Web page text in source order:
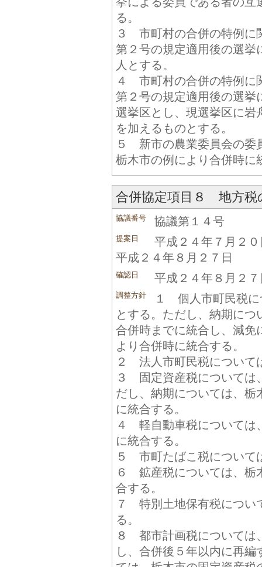
る。
３ 市町村の合併の特例に
第２号の規定適用後の選挙
人とする。
４ 市町村の合併の特例に
第２号の規定適用後の選挙
選挙区とし、現選挙区に岩
を加えるものとする。
５ 新市の農業委員会の委
栃木市の例により合併時に
合併協定項目８ 地方税
協議番号 協議第１４号
提案日
平成２４年７月２０
平成２４年８月２７日
確認日 平成２４年８月２７
調整方針
１ 個人市町民税に
とする。ただし、納期に
合併時までに統合し、減免
より合併時に統合する。
２ 法人市町民税について
３ 固定資産税については
だし、納期については、栃
に統合する。
４ 軽自動車税については
に統合する。
５ 市町たばこ税について
６ 鉱産税については、栃
合する。
７ 特別土地保有税につい
る。
８ 都市計画税については
し、合併後５年以内に再